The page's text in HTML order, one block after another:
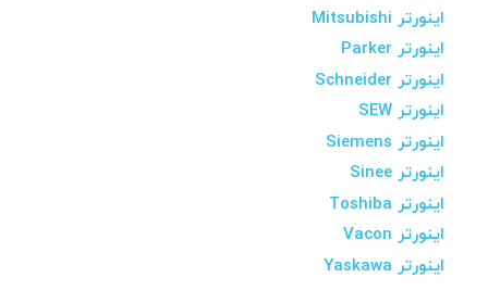
اینورتر Mitsubishi
اینورتر Parker
اینورتر Schneider
اینورتر SEW
اینورتر Siemens
اینورتر Sinee
اینورتر Toshiba
اینورتر Vacon
اینورتر Yaskawa